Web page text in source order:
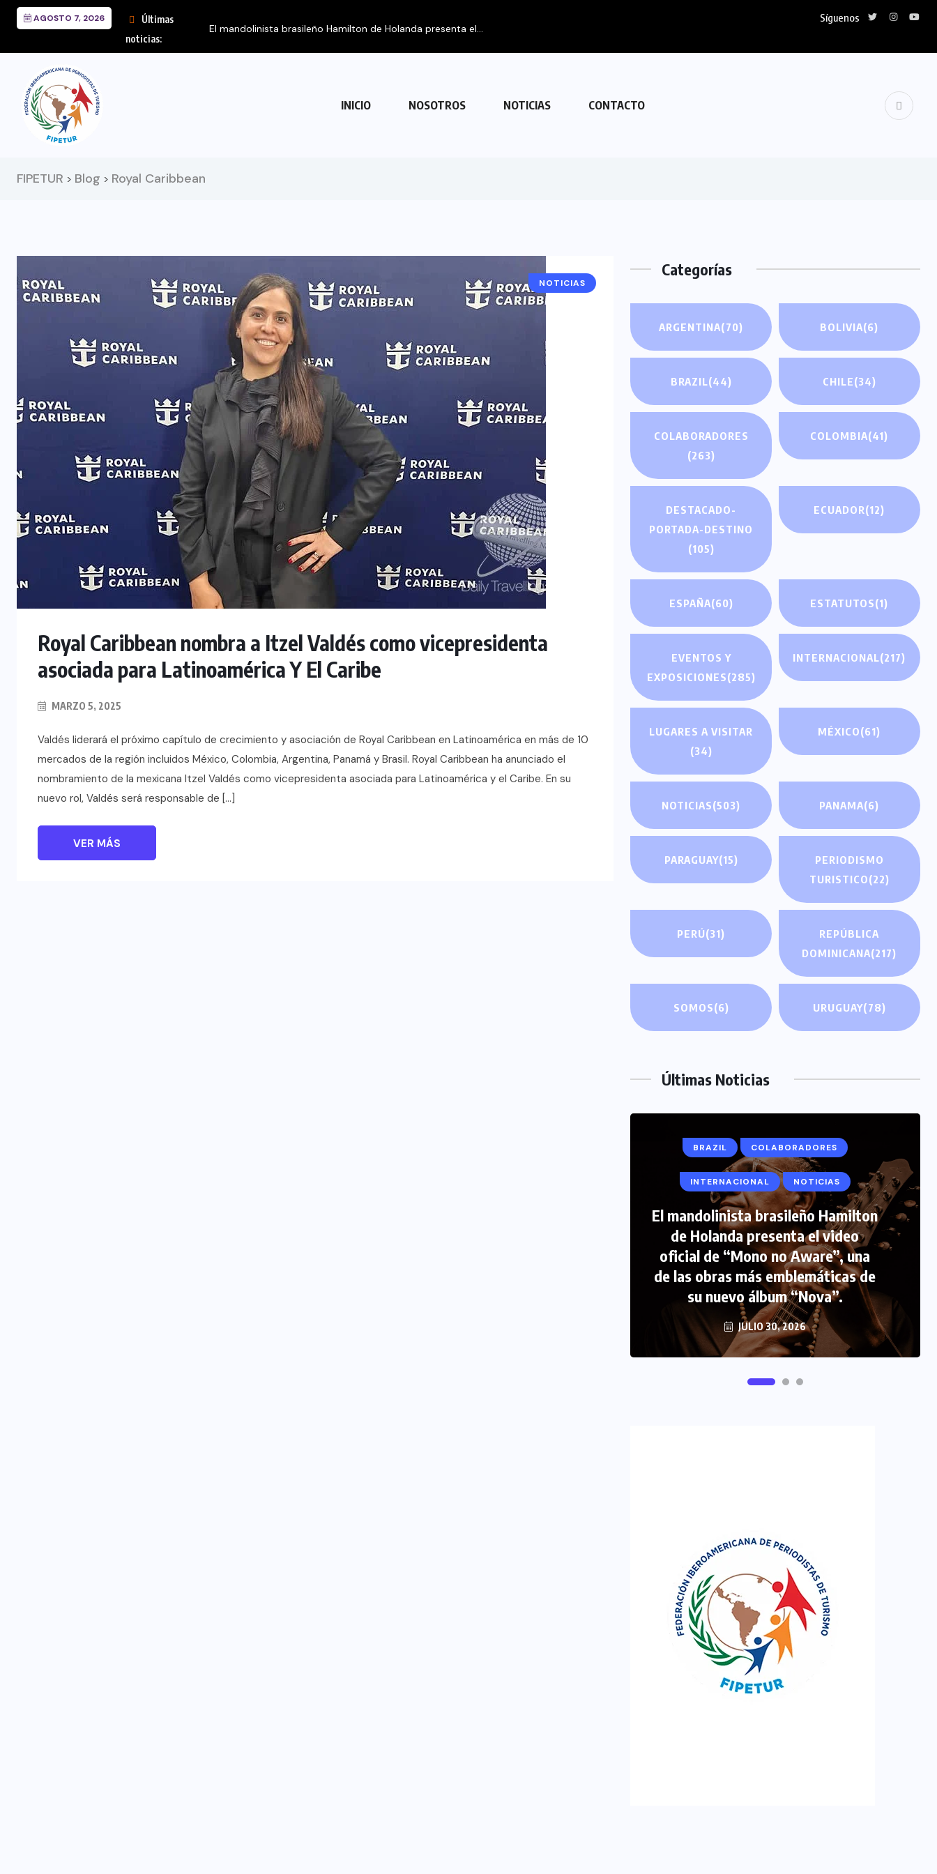
AGOSTO 7, 2026
Últimas
noticias:
El mandolinista brasileño Hamilton de Holanda presenta el...
Síguenos
INICIO NOSOTROS NOTICIAS CONTACTO
FIPETUR > Blog > Royal Caribbean
NOTICIAS
Royal Caribbean nombra a Itzel Valdés como vicepresidenta
asociada para Latinoamérica Y El Caribe
MARZO 5, 2025
Valdés liderará el próximo capítulo de crecimiento y asociación de Royal Caribbean en Latinoamérica en más de 10
mercados de la región incluidos México, Colombia, Argentina, Panamá y Brasil. Royal Caribbean ha anunciado el
nombramiento de la mexicana Itzel Valdés como vicepresidenta asociada para Latinoamérica y el Caribe. En su
nuevo rol, Valdés será responsable de […]
VER MÁS
Categorías
ARGENTINA(70) BOLIVIA(6)
BRAZIL(44) CHILE(34)
COLABORADORES
(263)
COLOMBIA(41)
DESTACADO-
PORTADA-DESTINO
(105)
ECUADOR(12)
ESPAÑA(60) ESTATUTOS(1)
EVENTOS Y
EXPOSICIONES(285)
INTERNACIONAL(217)
LUGARES A VISITAR
(34)
MÉXICO(61)
NOTICIAS(503) PANAMA(6)
PARAGUAY(15)
PERIODISMO
TURISTICO(22)
PERÚ(31)
REPÚBLICA
DOMINICANA(217)
SOMOS(6) URUGUAY(78)
Últimas Noticias
BRAZIL COLABORADORES
INTERNACIONAL NOTICIAS
El mandolinista brasileño Hamilton
de Holanda presenta el video
oficial de “Mono no Aware”, una
de las obras más emblemáticas de
su nuevo álbum “Nova”.
JULIO 30, 2026
COLABORADORES INTERNACIONAL
NOTICIAS PERIODISMO TURISTICO
FIPETUR se solidariza con
Venezuela
JUNIO 29, 2026